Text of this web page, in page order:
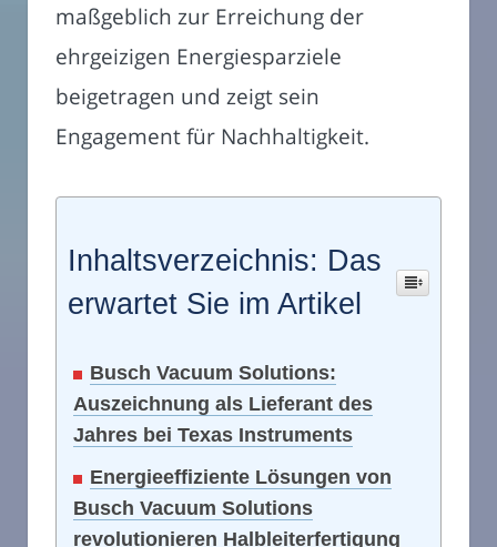
maßgeblich zur Erreichung der
ehrgeizigen Energiesparziele
beigetragen und zeigt sein
Engagement für Nachhaltigkeit.
Inhaltsverzeichnis: Das
erwartet Sie im Artikel
Busch Vacuum Solutions:
Auszeichnung als Lieferant des
Jahres bei Texas Instruments
Energieeffiziente Lösungen von
Busch Vacuum Solutions
revolutionieren Halbleiterfertigung